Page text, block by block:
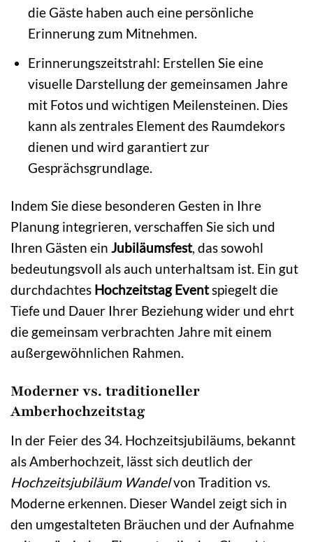
die Gäste haben auch eine persönliche
Erinnerung zum Mitnehmen.
Erinnerungszeitstrahl: Erstellen Sie eine
visuelle Darstellung der gemeinsamen Jahre
mit Fotos und wichtigen Meilensteinen. Dies
kann als zentrales Element des Raumdekors
dienen und wird garantiert zur
Gesprächsgrundlage.
Indem Sie diese besonderen Gesten in Ihre
Planung integrieren, verschaffen Sie sich und
Ihren Gästen ein Jubiläumsfest, das sowohl
bedeutungsvoll als auch unterhaltsam ist. Ein gut
durchdachtes Hochzeitstag Eventspiegelt die
Tiefe und Dauer Ihrer Beziehung wider und ehrt
die gemeinsam verbrachten Jahre mit einem
außergewöhnlichen Rahmen.
Moderner vs. traditioneller
Amberhochzeitstag
In der Feier des 34. Hochzeitsjubiläums, bekannt
als Amberhochzeit, lässt sich deutlich der
Hochzeitsjubiläum Wandelvon Tradition vs.
Moderne erkennen. Dieser Wandel zeigt sich in
den umgestalteten Bräuchen und der Aufnahme